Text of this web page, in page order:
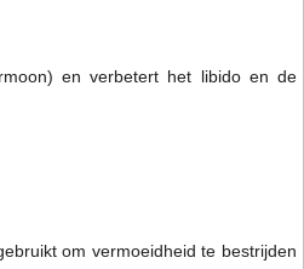
en verbetert het libido en de
om vermoeidheid te bestrijden